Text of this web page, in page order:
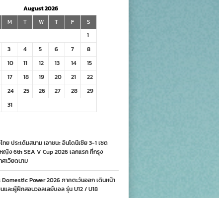
August 2026
M T W T F
S
1
3 4 5 6 7
8
10 11 12 13 14
15
17 18 19 20 21
22
24 25 26 27 28
29
31
ย ประเดิมสนาม เอาชนะ อินโดนีเซีย 3-1 เซต
ญิง 6th SEA V Cup 2026 เลกแรก ที่กรุง
ศเวียดนาม
Domestic Power 2026 ภาคตะวันออก เดินหน้า
และผู้ฝึกสอนวอลเลย์บอล รุ่น U12 / U18